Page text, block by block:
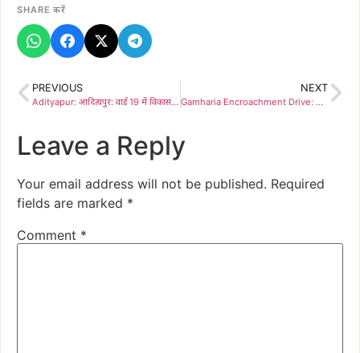
SHARE करें
PREVIOUS
Adityapur: आदित्यपुर: वार्ड 19 में विकास की लहर, डिप्टी मेयर अंकुर सिंह और पार्षद बिजेश सिंह ने किया ₹17.84 लाख की योजनाओं का शिलान्यास
NEXT
Gamharia Encroachment Drive: टाटा-कांड्रा रोड पर चला बुलडोजर, अवैध निर्माण हटाने से मचा हड़कंप
Leave a Reply
Your email address will not be published. Required
fields are marked *
Comment *